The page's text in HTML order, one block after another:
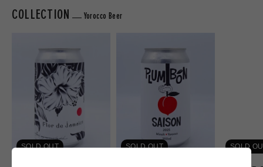
COLLECTION Yorocco Beer
SOLD OUT SOLD OUT SOLD